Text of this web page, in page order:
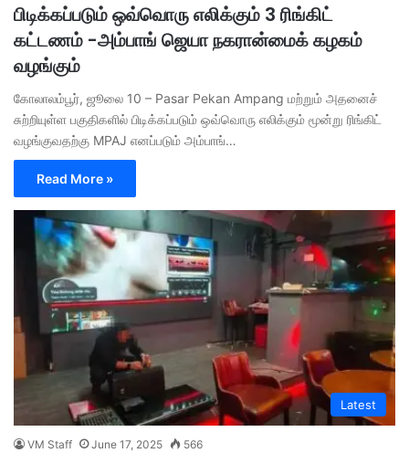
பிடிக்கப்படும் ஒவ்வொரு எலிக்கும் 3 ரிங்கிட்
கட்டணம் -அம்பாங் ஜெயா நகரான்மைக் கழகம்
வழங்கும்
கோலாலம்பூர், ஜூலை 10 – Pasar Pekan Ampang மற்றும் அதனைச்
சுற்றியுள்ள பகுதிகளில் பிடிக்கப்படும் ஒவ்வொரு எலிக்கும் மூன்று ரிங்கிட்
வழங்குவதற்கு MPAJ எனப்படும் அம்பாங்…
Read More »
Latest
VM Staff June 17, 2025 566